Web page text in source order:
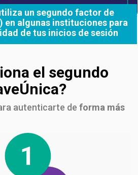
un segundo factor de
en algunas instituciones para
de tus inicios de sesión
el segundo
autenticarte de forma más